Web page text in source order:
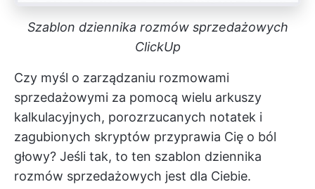
Szablon dziennika rozmów sprzedażowych
ClickUp
Czy myśl o zarządzaniu rozmowami
sprzedażowymi za pomocą wielu arkuszy
kalkulacyjnych, porozrzucanych notatek i
zagubionych skryptów przyprawia Cię o ból
głowy? Jeśli tak, to ten szablon dziennika
rozmów sprzedażowych jest dla Ciebie.